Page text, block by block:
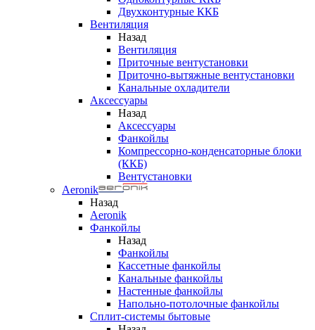
Двухконтурные ККБ
Вентиляция
Назад
Вентиляция
Приточные вентустановки
Приточно-вытяжные вентустановки
Канальные охладители
Аксессуары
Назад
Аксессуары
Фанкойлы
Компрессорно-конденсаторные блоки
(ККБ)
Вентустановки
Aeronik
Назад
Aeronik
Фанкойлы
Назад
Фанкойлы
Кассетные фанкойлы
Канальные фанкойлы
Настенные фанкойлы
Напольно-потолочные фанкойлы
Сплит-системы бытовые